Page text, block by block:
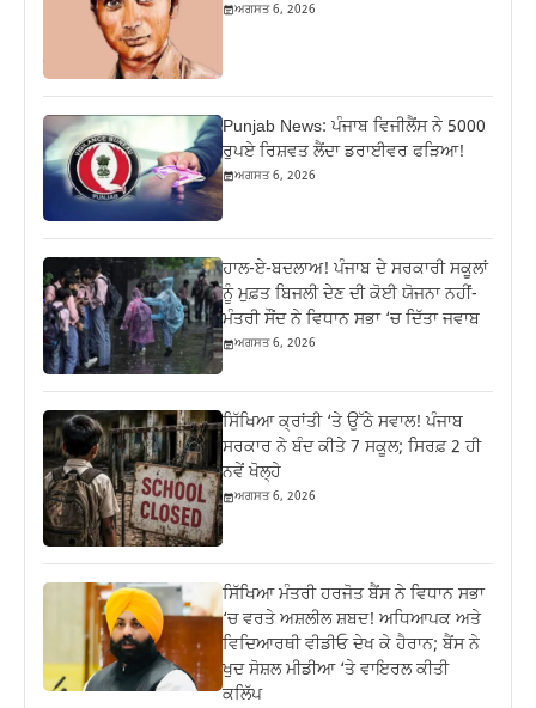
ਅਗਸਤ 6, 2026
Punjab News: ਪੰਜਾਬ ਵਿਜੀਲੈਂਸ ਨੇ 5000
ਰੁਪਏ ਰਿਸ਼ਵਤ ਲੈਂਦਾ ਡਰਾਈਵਰ ਫੜਿਆ!
ਅਗਸਤ 6, 2026
ਹਾਲ-ਏ-ਬਦਲਾਅ! ਪੰਜਾਬ ਦੇ ਸਰਕਾਰੀ ਸਕੂਲਾਂ
ਨੂੰ ਮੁਫ਼ਤ ਬਿਜਲੀ ਦੇਣ ਦੀ ਕੋਈ ਯੋਜਨਾ ਨਹੀਂ-
ਮੰਤਰੀ ਸੌਂਦ ਨੇ ਵਿਧਾਨ ਸਭਾ ‘ਚ ਦਿੱਤਾ ਜਵਾਬ
ਅਗਸਤ 6, 2026
ਸਿੱਖਿਆ ਕ੍ਰਾਂਤੀ ‘ਤੇ ਉੱਠੇ ਸਵਾਲ! ਪੰਜਾਬ
ਸਰਕਾਰ ਨੇ ਬੰਦ ਕੀਤੇ 7 ਸਕੂਲ; ਸਿਰਫ਼ 2 ਹੀ
ਨਵੇਂ ਖੋਲ੍ਹੇ
ਅਗਸਤ 6, 2026
ਸਿੱਖਿਆ ਮੰਤਰੀ ਹਰਜੋਤ ਬੈਂਸ ਨੇ ਵਿਧਾਨ ਸਭਾ
‘ਚ ਵਰਤੇ ਅਸ਼ਲੀਲ ਸ਼ਬਦ! ਅਧਿਆਪਕ ਅਤੇ
ਵਿਦਿਆਰਥੀ ਵੀਡੀਓ ਦੇਖ ਕੇ ਹੈਰਾਨ; ਬੈਂਸ ਨੇ
ਖੁਦ ਸੋਸ਼ਲ ਮੀਡੀਆ ‘ਤੇ ਵਾਇਰਲ ਕੀਤੀ
ਕਲਿੱਪ